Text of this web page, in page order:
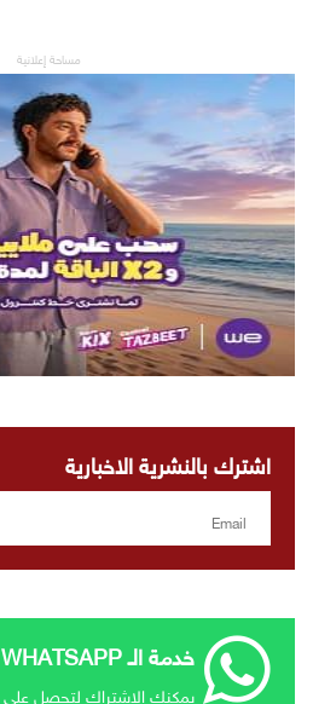
مساحة إعلانية
اشترك بالنشرية الاخبارية
خدمة الـ WHATSAPP
يمكنك الإشتراك لتحصل علي